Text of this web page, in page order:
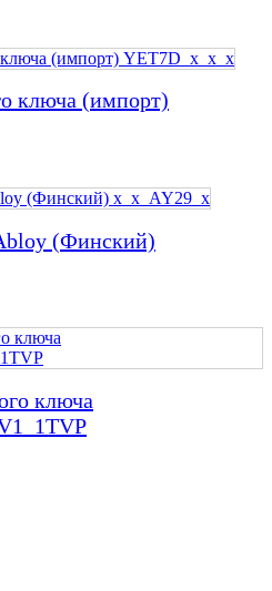
ключа (импорт)
(Финский)
ключа